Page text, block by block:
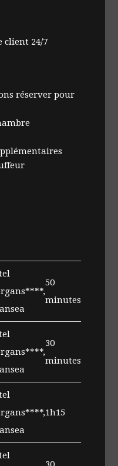
client 24/7
réserver pour
50
minutes
30
minutes
1h15